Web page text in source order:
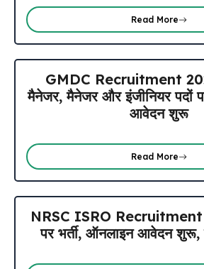
Read More
GMDC Recruitment
मैनेजर, मैनेजर और इंजीनियर पदों
आवेदन शुरू
Read More
NRSC ISRO Recruitment
पर भर्ती, ऑनलाइन आवेदन शुरू,